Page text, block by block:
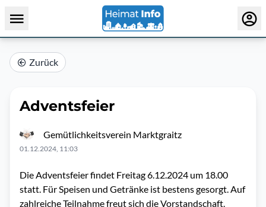
Zurück
Adventsfeier
Gemütlichkeitsverein Marktgraitz
01.12.2024, 11:03
Die Adventsfeier findet Freitag 6.12.2024 um 18.00
statt. Für Speisen und Getränke ist bestens gesorgt. Auf
zahlreiche Teilnahme freut sich die Vorstandschaft.